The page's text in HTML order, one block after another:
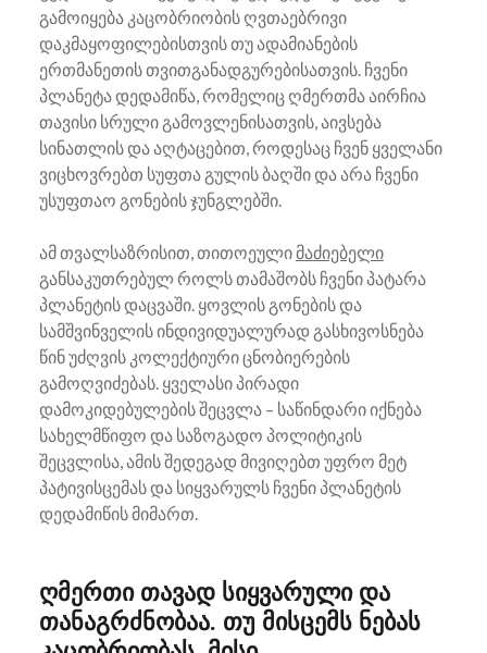
გამოიყება კაცობრიობის ღვთაებრივი
დაკმაყოფილებისთვის თუ ადამიანების
ერთმანეთის თვითგანადგურებისათვის. ჩვენი
პლანეტა დედამიწა, რომელიც ღმერთმა აირჩია
თავისი სრული გამოვლენისათვის, აივსება
სინათლის და აღტაცებით, როდესაც ჩვენ ყველანი
ვიცხოვრებთ სუფთა გულის ბაღში და არა ჩვენი
უსუფთაო გონების ჯუნგლებში.
ამ თვალსაზრისით, თითოეულიმაძიებელი
განსაკუთრებულ როლს თამაშობს ჩვენი პატარა
პლანეტის დაცვაში. ყოვლის გონების და
სამშვინველის ინდივიდუალურად გასხივოსნება
წინ უძღვის კოლექტიური ცნობიერების
გამოღვიძებას. ყველასი პირადი
დამოკიდებულების შეცვლა – საწინდარი იქნება
სახელმწიფო და საზოგადო პოლიტიკის
შეცვლისა, ამის შედეგად მივიღებთ უფრო მეტ
პატივისცემას და სიყვარულს ჩვენი პლანეტის
დედამიწის მიმართ.
ღმერთი თავად სიყვარული და
თანაგრძნობაა. თუ მისცემს ნებას